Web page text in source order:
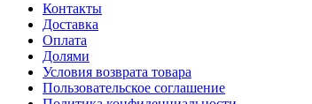
Контакты
Доставка
Оплата
Долями
Условия возврата товара
Пользовательское соглашение